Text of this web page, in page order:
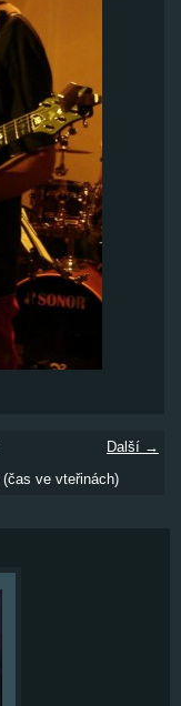
Další →
(čas ve vteřinách)